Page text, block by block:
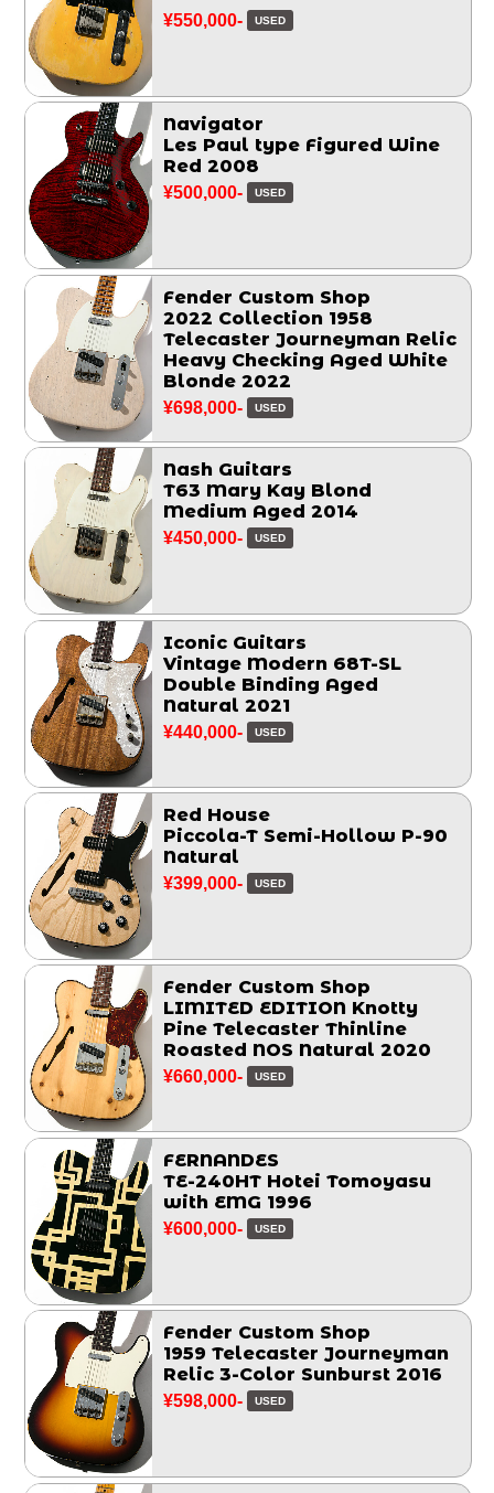
¥550,000- USED
Navigator
Les Paul type Figured Wine
Red 2008
¥500,000- USED
Fender Custom Shop
2022 Collection 1958
Telecaster Journeyman Relic
Heavy Checking Aged White
Blonde 2022
¥698,000- USED
Nash Guitars
T63 Mary Kay Blond
Medium Aged 2014
¥450,000- USED
Iconic Guitars
Vintage Modern 68T-SL
Double Binding Aged
Natural 2021
¥440,000- USED
Red House
Piccola-T Semi-Hollow P-90
Natural
¥399,000- USED
Fender Custom Shop
LIMITED EDITION Knotty
Pine Telecaster Thinline
Roasted NOS Natural 2020
¥660,000- USED
FERNANDES
TE-240HT Hotei Tomoyasu
with EMG 1996
¥600,000- USED
Fender Custom Shop
1959 Telecaster Journeyman
Relic 3-Color Sunburst 2016
¥598,000- USED